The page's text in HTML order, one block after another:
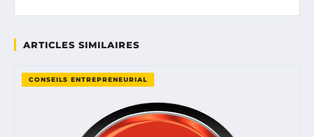
ARTICLES SIMILAIRES
CONSEILS ENTREPRENEURIAL